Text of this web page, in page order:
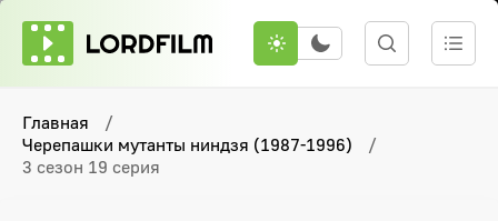
Главная
Черепашки мутанты ниндзя (1987-1996)
3 сезон 19 серия